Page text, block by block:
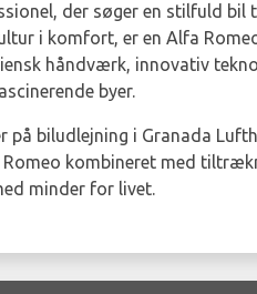
der søger en stilfuld
i komfort, er en Alfa
håndværk, innovativ
byer.
på biludlejning i Granada
kombineret med
minder for livet.